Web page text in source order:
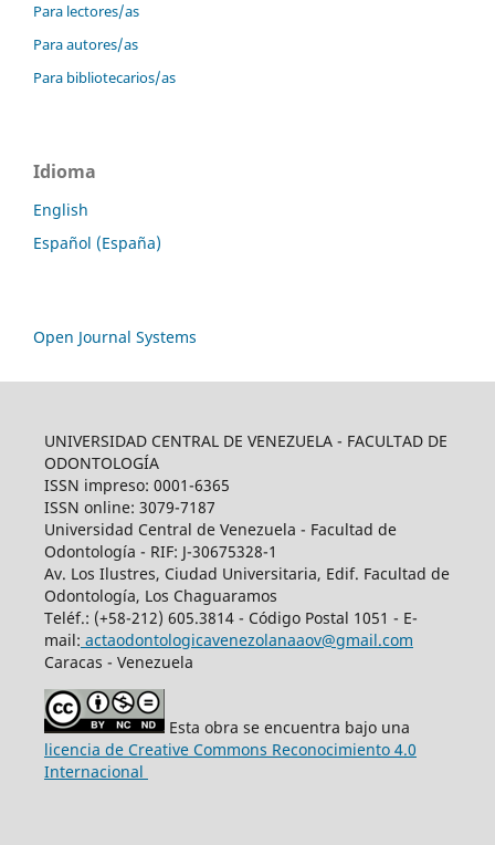
Para lectores/as
Para autores/as
Para bibliotecarios/as
Idioma
English
Español (España)
Open Journal Systems
UNIVERSIDAD CENTRAL DE VENEZUELA - FACULTAD DE
ODONTOLOGÍA
ISSN impreso: 0001-6365
ISSN online: 3079-7187
Universidad Central de Venezuela - Facultad de
Odontología - RIF: J-30675328-1
Av. Los Ilustres, Ciudad Universitaria, Edif. Facultad de
Odontología, Los Chaguaramos
Teléf.: (+58-212) 605.3814 - Código Postal 1051 - E-
mail: actaodontologicavenezolanaaov@gmail.com
Caracas - Venezuela
Esta obra se encuentra bajo una
licencia de Creative Commons Reconocimiento 4.0
Internacional